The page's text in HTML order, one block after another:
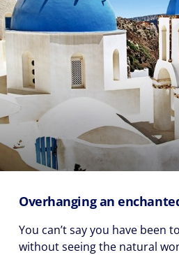
Overhanging an
You can’t say you have been to
without seeing the natural